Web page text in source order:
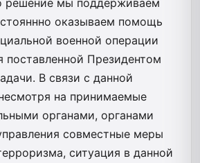
оказываем помощь
военной операции
поставленной Президентом
В связи с данной
на принимаемые
органами, органами
совместные меры
ситуация в данной